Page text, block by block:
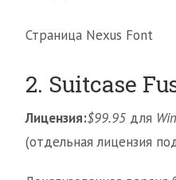
Страница Nexus Font
2. Suitcase
Лицензия:$99.95 для
(отдельная лицензия